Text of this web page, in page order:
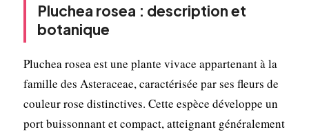
Pluchea rosea : description et
botanique
Pluchea rosea est une plante vivace appartenant à la
famille des Asteraceae, caractérisée par ses fleurs de
couleur rose distinctives. Cette espèce développe un
port buissonnant et compact, atteignant généralement